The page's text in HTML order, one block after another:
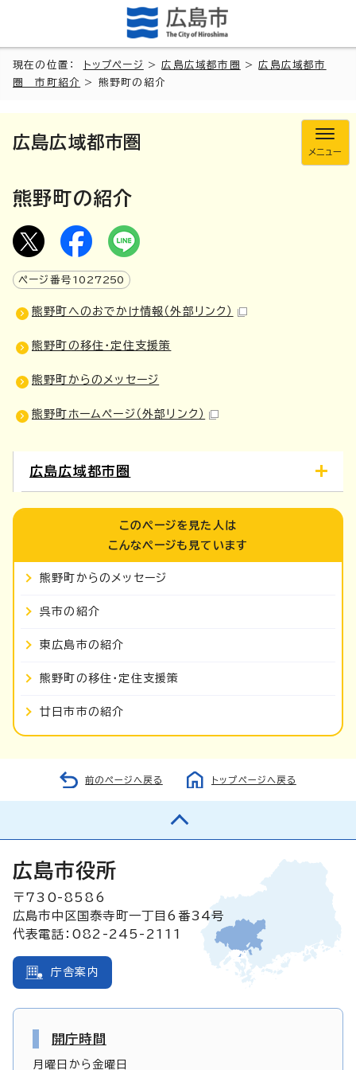
現在の位置： トップページ >広島広域都市圏 >広島広域都市
圏 市町紹介
> 熊野町の紹介
広島広域都市圏
メニュー
熊野町の紹介
ページ番号 1027250
熊野町へのおでかけ情報 （外部リンク）
熊野町の移住・定住支援策
熊野町からのメッセージ
熊野町ホームページ （外部リンク）
広島広域都市圏
このページを見た人は
こんなページも見ています
熊野町からのメッセージ
呉市の紹介
東広島市の紹介
熊野町の移住・定住支援策
廿日市市の紹介
前のページへ戻る トップページへ戻る
広島市役所
〒730-8586
広島市中区国泰寺町一丁目6番34号
代表電話：082-245-2111
庁舎案内
開庁時間
月曜日から金曜日